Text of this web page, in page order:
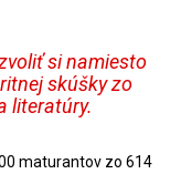
si namiesto
skúšky zo
literatúry.
maturantov zo 614